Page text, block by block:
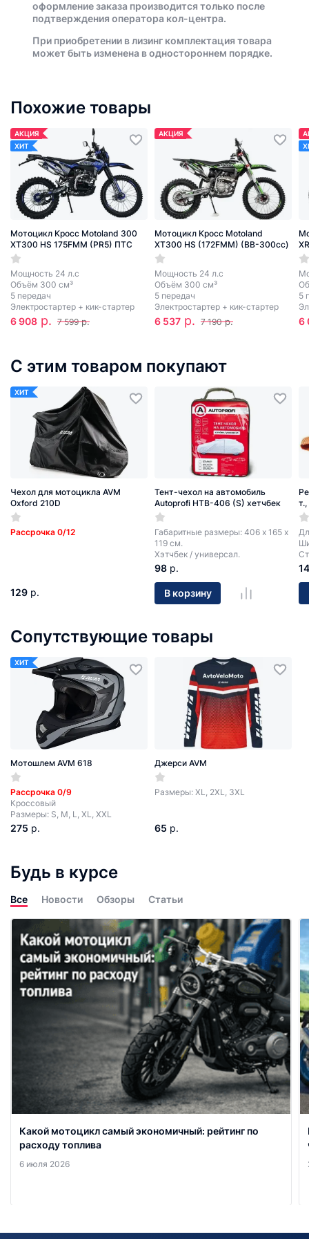
оформление заказа производится только после
подтверждения оператора кол-центра.
При приобретении в лизинг комплектация товара
может быть изменена в одностороннем порядке.
Похожие товары
АКЦИЯ
ХИТ
Мотоцикл Кросс Motoland 300
XT300 HS 175FMM (PR5) ПТС
Мощность 24 л.с
Объём 300 см³
5 передач
Электростартер + кик-стартер
6 908 р. 7 599 р.
АКЦИЯ
Мотоцикл Кросс Motoland
XT300 HS (172FMM) (BB-300cc)
Мощность 24 л.с
Объём 300 см³
5 передач
Электростартер + кик-стартер
6 537 р. 7 190 р.
5
6
С этим товаром покупают
ХИТ
Чехол для мотоцикла AVM
Oxford 210D
Рассрочка 0/12
129 р.
Тент-чехол на автомобиль
Autoprofi HTB-406 (S) хетчбек
Габаритные размеры: 406 х 165 х
119 см.
Хэтчбек / универсал.
98 р.
В корзину
14
Сопутствующие товары
ХИТ
Мотошлем AVM 618
Рассрочка 0/9
Кроссовый
Размеры: S, M, L, XL, XXL
275 р.
Джерси AVM
Размеры: XL, 2XL, 3XL
65 р.
Будь в курсе
Все Новости Обзоры Статьи
Какой мотоцикл самый экономичный: рейтинг по
расходу топлива
6 июля 2026